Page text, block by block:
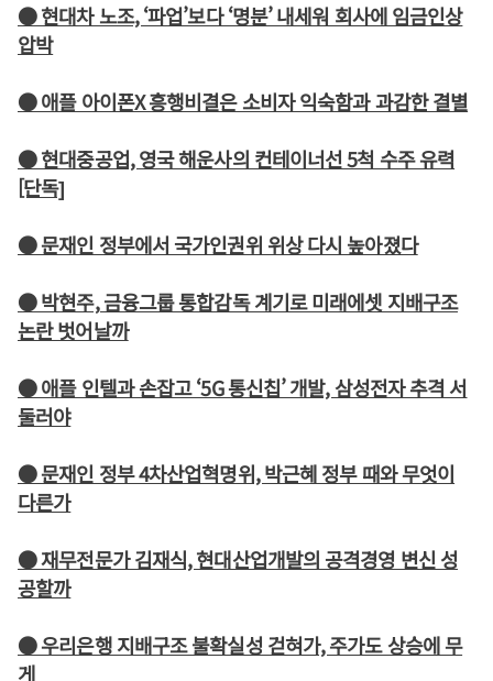
● 현대차 노조, ‘파업’보다 ‘명분’ 내세워 회사에 임금인상
압박
● 애플 아이폰X 흥행비결은 소비자 익숙함과 과감한 결별
● 현대중공업, 영국 해운사의 컨테이너선 5척 수주 유력
[단독]
● 문재인 정부에서 국가인권위 위상 다시 높아졌다
● 박현주, 금융그룹 통합감독 계기로 미래에셋 지배구조
논란 벗어날까
● 애플 인텔과 손잡고 ‘5G 통신칩’ 개발, 삼성전자 추격 서
둘러야
● 문재인 정부 4차산업혁명위, 박근혜 정부 때와 무엇이
다른가
● 재무전문가 김재식, 현대산업개발의 공격경영 변신 성
공할까
● 우리은행 지배구조 불확실성 걷혀가, 주가도 상승에 무
게